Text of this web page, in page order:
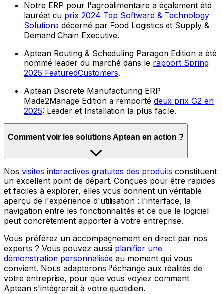
Notre ERP pour l'agroalimentaire a également été
lauréat du prix 2024 Top Software & Technology
Solutions décerné par Food Logistics et Supply &
Demand Chain Executive.
Aptean Routing & Scheduling Paragon Edition a été
nommé leader du marché dans le rapport Spring
2025 FeaturedCustomers.
Aptean Discrete Manufacturing ERP
Made2Manage Edition a remporté deux prix G2 en
2025: Leader et Installation la plus facile.
Comment voir les solutions Aptean en action ?
Nos visites interactives gratuites des produits constituent
un excellent point de départ. Conçues pour être rapides
et faciles à explorer, elles vous donnent un véritable
aperçu de l'expérience d'utilisation : l'interface, la
navigation entre les fonctionnalités et ce que le logiciel
peut concrètement apporter à votre entreprise.
Vous préférez un accompagnement en direct par nos
experts ? Vous pouvez aussi planifier une
démonstration personnalisée au moment qui vous
convient. Nous adapterons l'échange aux réalités de
votre entreprise, pour que vous voyiez comment
Aptean s'intégrerait à votre quotidien.